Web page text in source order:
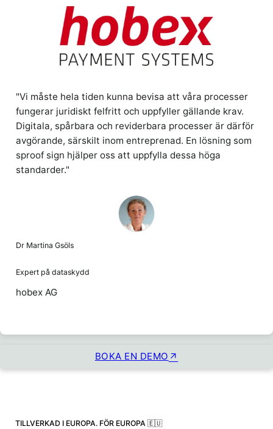
"Vi måste hela tiden kunna bevisa att våra processer
fungerar juridiskt felfritt och uppfyller gällande krav.
Digitala, spårbara och reviderbara processer är därför
avgörande, särskilt inom entreprenad. En lösning som
sproof sign hjälper oss att uppfylla dessa höga
standarder."
Dr Martina Gsöls
Expert på dataskydd
hobex AG
BOKA EN DEMO
TILLVERKAD I EUROPA. FÖR EUROPA 🇪🇺